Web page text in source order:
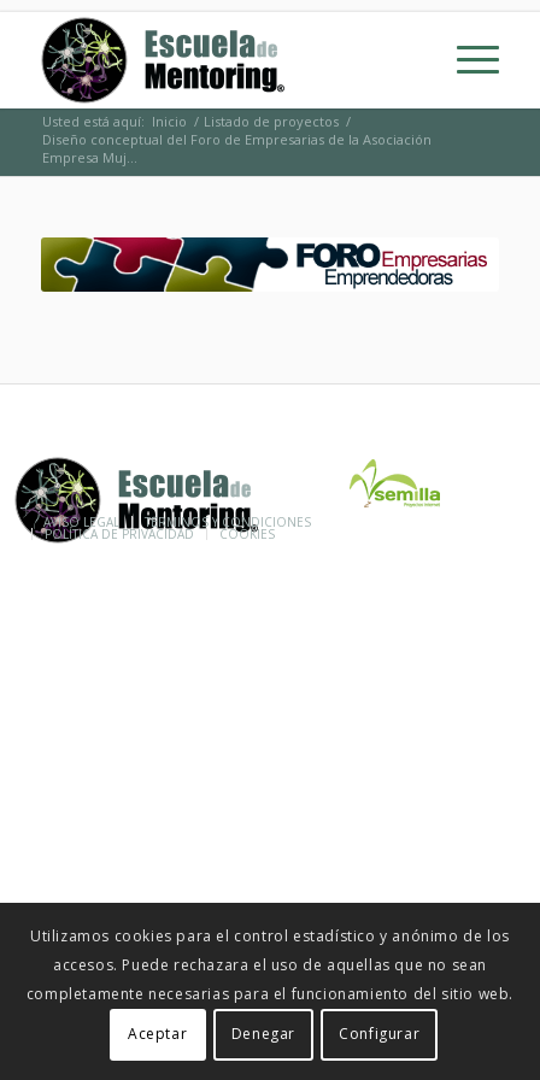
Usted está aquí: Inicio / Listado de proyectos /
Diseño conceptual del Foro de Empresarias de la Asociación
Empresa Muj...
© ESCUELA DE MENTORING 2015
AVISO LEGAL TÉRMINOS Y CONDICIONES
POLÍTICA DE PRIVACIDAD COOKIES
Utilizamos cookies para el control estadístico y anónimo de los
accesos. Puede rechazara el uso de aquellas que no sean
completamente necesarias para el funcionamiento del sitio web.
Aceptar
Denegar Configurar